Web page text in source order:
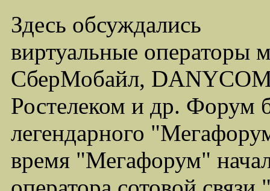
Здесь обсуждались
виртуальные операторы
СберМобайл,
Ростелеком и др. Форум
легендарного
время "Мегафорум"